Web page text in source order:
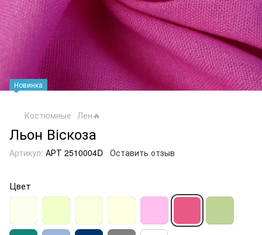
Новинка
Костюмные Лен🔥
Льон Віскоза
Артикул: АРТ 2510004D Оставить отзыв
Цвет